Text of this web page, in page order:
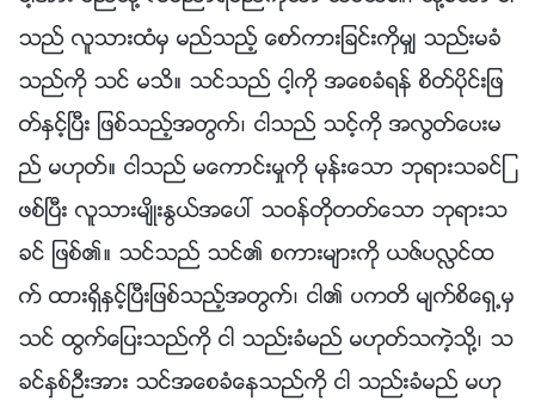
သည္ လူသားထံမွ မည္သည့္ ေစာ္ကားျခင္းကိုမွ် သည္းမခံ
သည္ကို သင္ မသိ။ သင္သည္ ငါ့ကို အေစခံရန္ စိတ္ပိုင္းျဖ
တ္ႏွင့္ၿပီး ျဖစ္သည့္အတြက္၊ ငါသည္ သင့္ကို အလြတ္ေပးမ
ည္ မဟုတ္။ ငါသည္ မေကာင္းမႈကို မုန္းေသာ ဘုရားသခင္ျ
ဖစ္ၿပီး လူသားမ်ိဳးႏြယ္အေပၚ သဝန္တိုတတ္ေသာ ဘုရားသ
ခင္ ျဖစ္၏။ သင္သည္ သင္၏ စကားမ်ားကို ယဇ္ပလႅင္ထ
က္ ထားရွိႏွင့္ၿပီးျဖစ္သည့္အတြက္၊ ငါ၏ ပကတိ မ်က္စိေရွ႕မွ
သင္ ထြက္ေျပးသည္ကို ငါ သည္းခံမည္ မဟုတ္သကဲ့သို႔၊ သ
ခင္ႏွစ္ဦးအား သင္အေစခံေနသည္ကို ငါ သည္းခံမည္ မဟု